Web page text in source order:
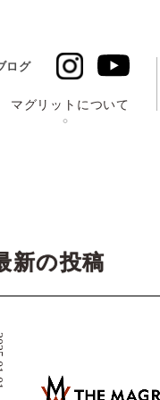
ログ
マグリットについて
新の投稿